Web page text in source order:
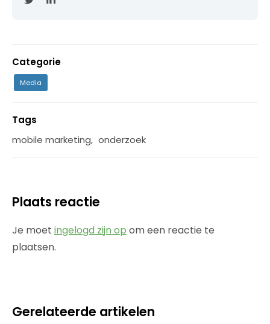
Categorie
Media
Tags
mobile marketing, onderzoek
Plaats reactie
Je moet ingelogd zijn op om een reactie te
plaatsen.
Gerelateerde artikelen